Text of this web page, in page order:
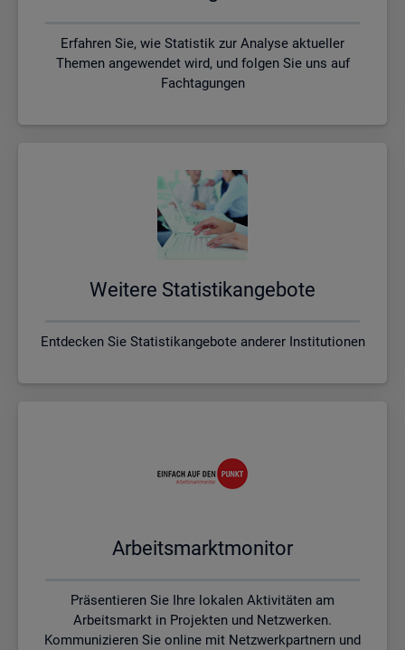
Erfahren Sie, wie Statistik zur Analyse aktueller
Themen angewendet wird, und folgen Sie uns auf
Fachtagungen
Wei­te­re Sta­tis­tik­an­ge­bo­te
Entdecken Sie Statistikangebote anderer Institutionen
Ar­beits­markt­mo­ni­tor
Präsentieren Sie Ihre lokalen Aktivitäten am
Arbeitsmarkt in Projekten und Netzwerken.
Kommunizieren Sie online mit Netzwerkpartnern und